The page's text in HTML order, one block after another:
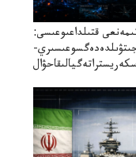
قتىلداعىوعىسى: